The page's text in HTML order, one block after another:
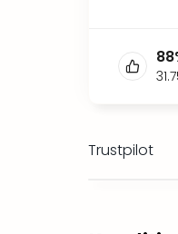
88
Trustpilot